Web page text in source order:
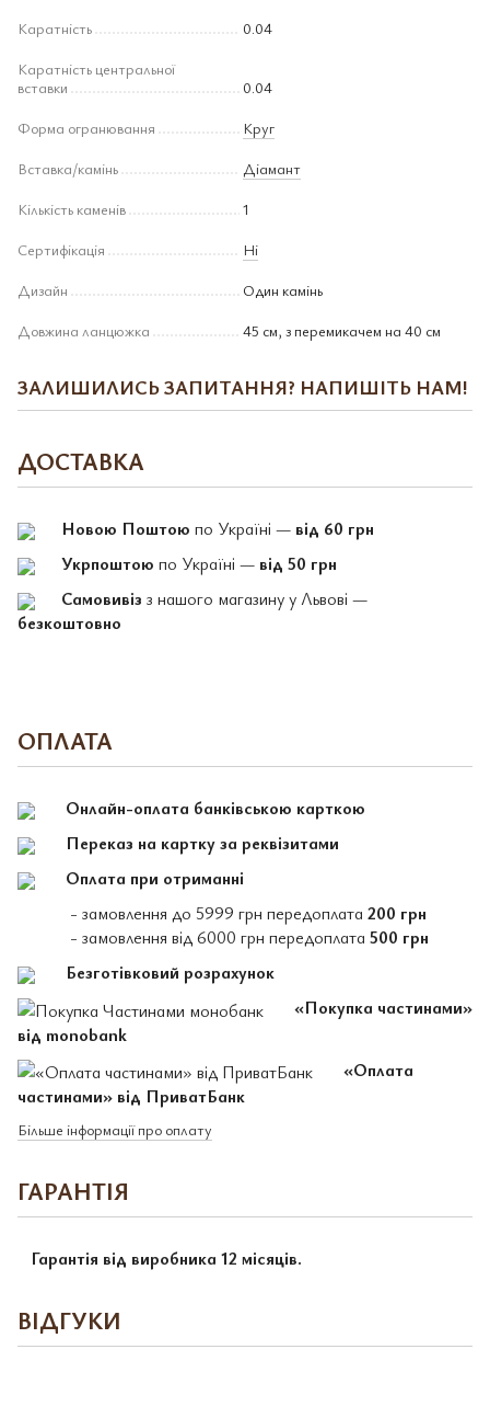
Каратність
0.04
Каратність центральної
вставки
0.04
Форма огранювання
Круг
Вставка/камінь
Діамант
Кількість каменів
1
Сертифікація
Ні
Дизайн
Один камінь
Довжина ланцюжка
45 см, з перемикачем на 40 см
ЗАЛИШИЛИСЬ ЗАПИТАННЯ? НАПИШІТЬ НАМ!
ДОСТАВКА
Новою Поштою по Україні — від 60 грн
Укрпоштою по Україні — від 50 грн
Самовивіз з нашого магазину у Львові —
безкоштовно
ОПЛАТА
Онлайн-оплата банківською карткою
Переказ на картку за реквізитами
Оплата при отриманні
- замовлення до 5999 грн передоплата 200 грн
- замовлення від 6000 грн передоплата 500 грн
Безготівковий розрахунок
«Покупка частинами»
від monobank
«Оплата
частинами» від ПриватБанк
Більше інформації про оплату
ГАРАНТІЯ
Гарантія від виробника 12 місяців.
ВІДГУКИ